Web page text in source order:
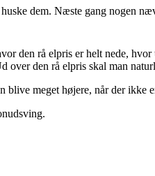
dem. Næste gang nogen
den rå elpris er helt nede,
den rå elpris skal man
meget højere, når der ikke